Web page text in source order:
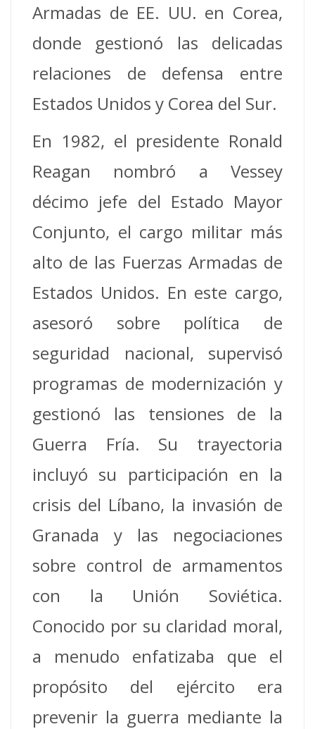
Armadas de EE. UU. en Corea,
donde gestionó las delicadas
relaciones de defensa entre
Estados Unidos y Corea del Sur.
En 1982, el presidente Ronald
Reagan nombró a Vessey
décimo jefe del Estado Mayor
Conjunto, el cargo militar más
alto de las Fuerzas Armadas de
Estados Unidos. En este cargo,
asesoró sobre política de
seguridad nacional, supervisó
programas de modernización y
gestionó las tensiones de la
Guerra Fría. Su trayectoria
incluyó su participación en la
crisis del Líbano, la invasión de
Granada y las negociaciones
sobre control de armamentos
con la Unión Soviética.
Conocido por su claridad moral,
a menudo enfatizaba que el
propósito del ejército era
prevenir la guerra mediante la